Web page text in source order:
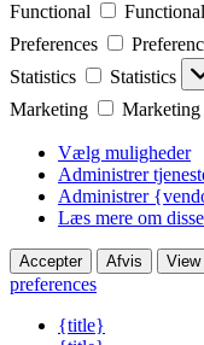
Functional Functional
Preferences
Statistics
Statistics
Marketing
Marketing
Vælg muligheder
Administrer
Administrer
Læs mere om
Accepter Afvis View
preferences
{title}